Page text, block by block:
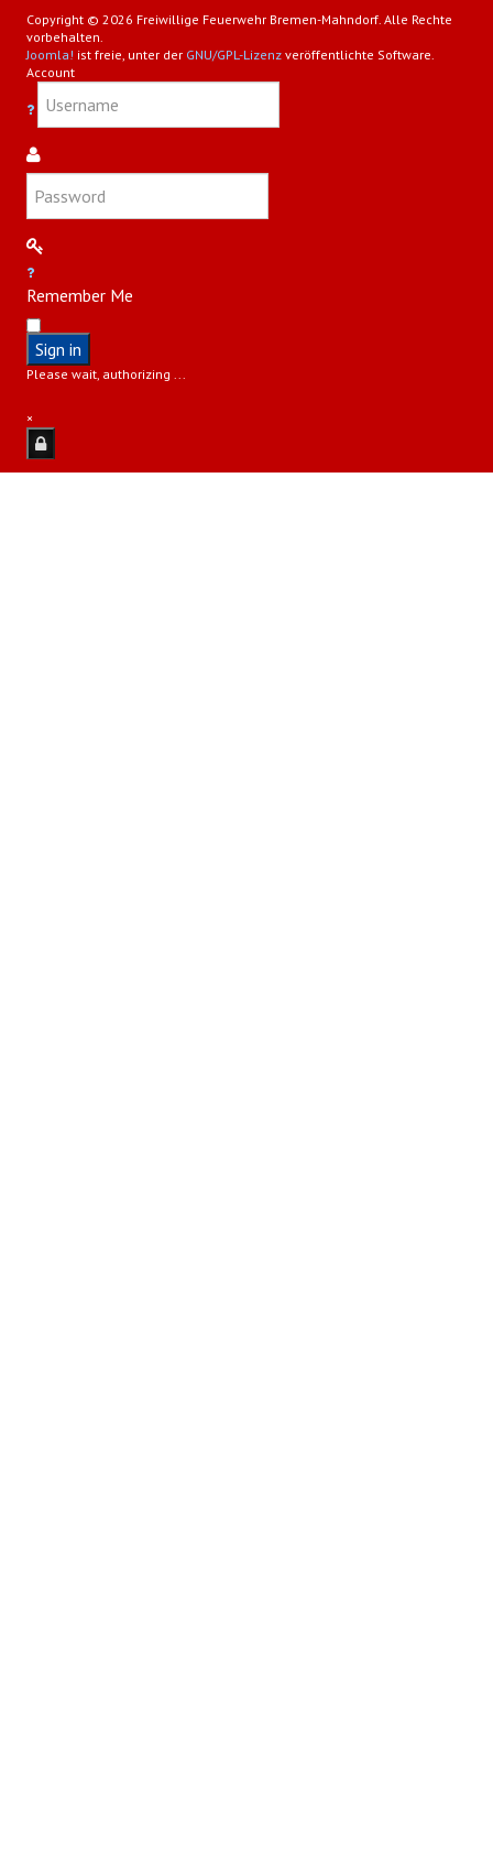
Copyright © 2026 Freiwillige Feuerwehr Bremen-Mahndorf. Alle Rechte
vorbehalten.
Joomla! ist freie, unter der GNU/GPL-Lizenz veröffentlichte Software.
Account
Remember Me
Sign in
Please wait, authorizing ...
×